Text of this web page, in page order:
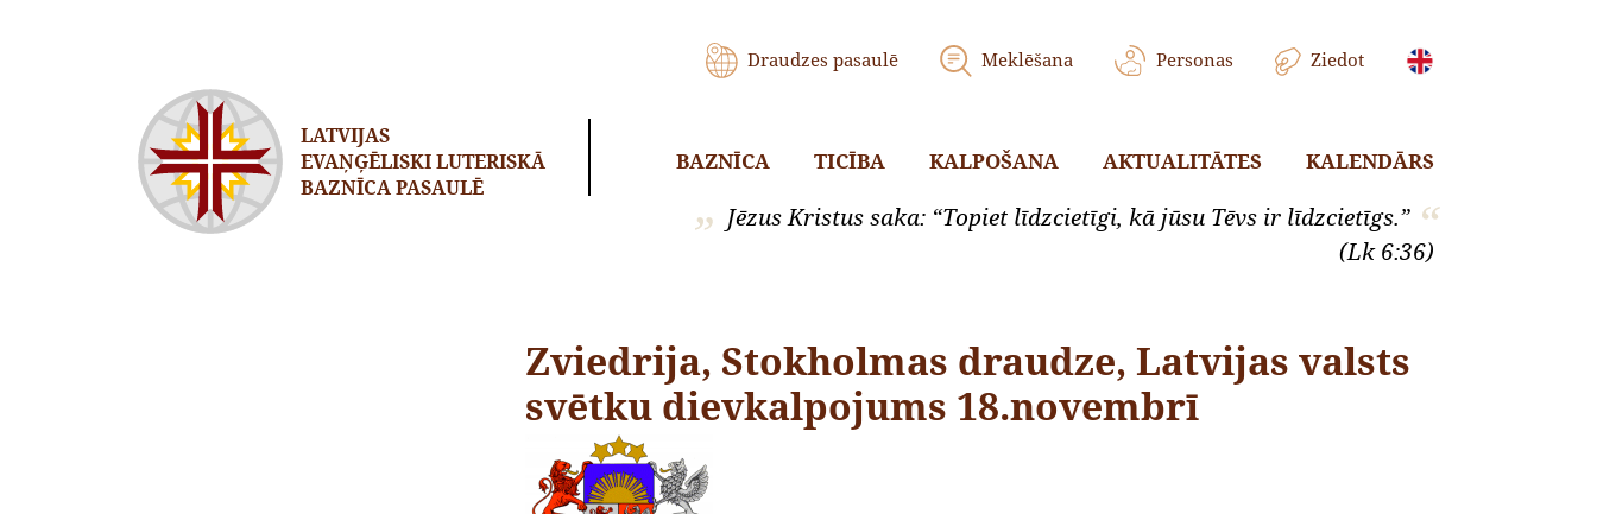
LATVIJAS
EVAŅĢĒLISKI LUTERISKĀ
BAZNĪCA PASAULĒ
Draudzes pasaulē Meklēšana Personas Ziedot
BAZNĪCA TICĪBA KALPOŠANA AKTUALITĀTES KALENDĀRS
Jēzus Kristus saka: “Topiet līdzcietīgi, kā jūsu Tēvs ir līdzcietīgs.”
(Lk 6:36)
Zviedrija, Stokholmas draudze, Latvijas valsts
svētku dievkalpojums 18.novembrī